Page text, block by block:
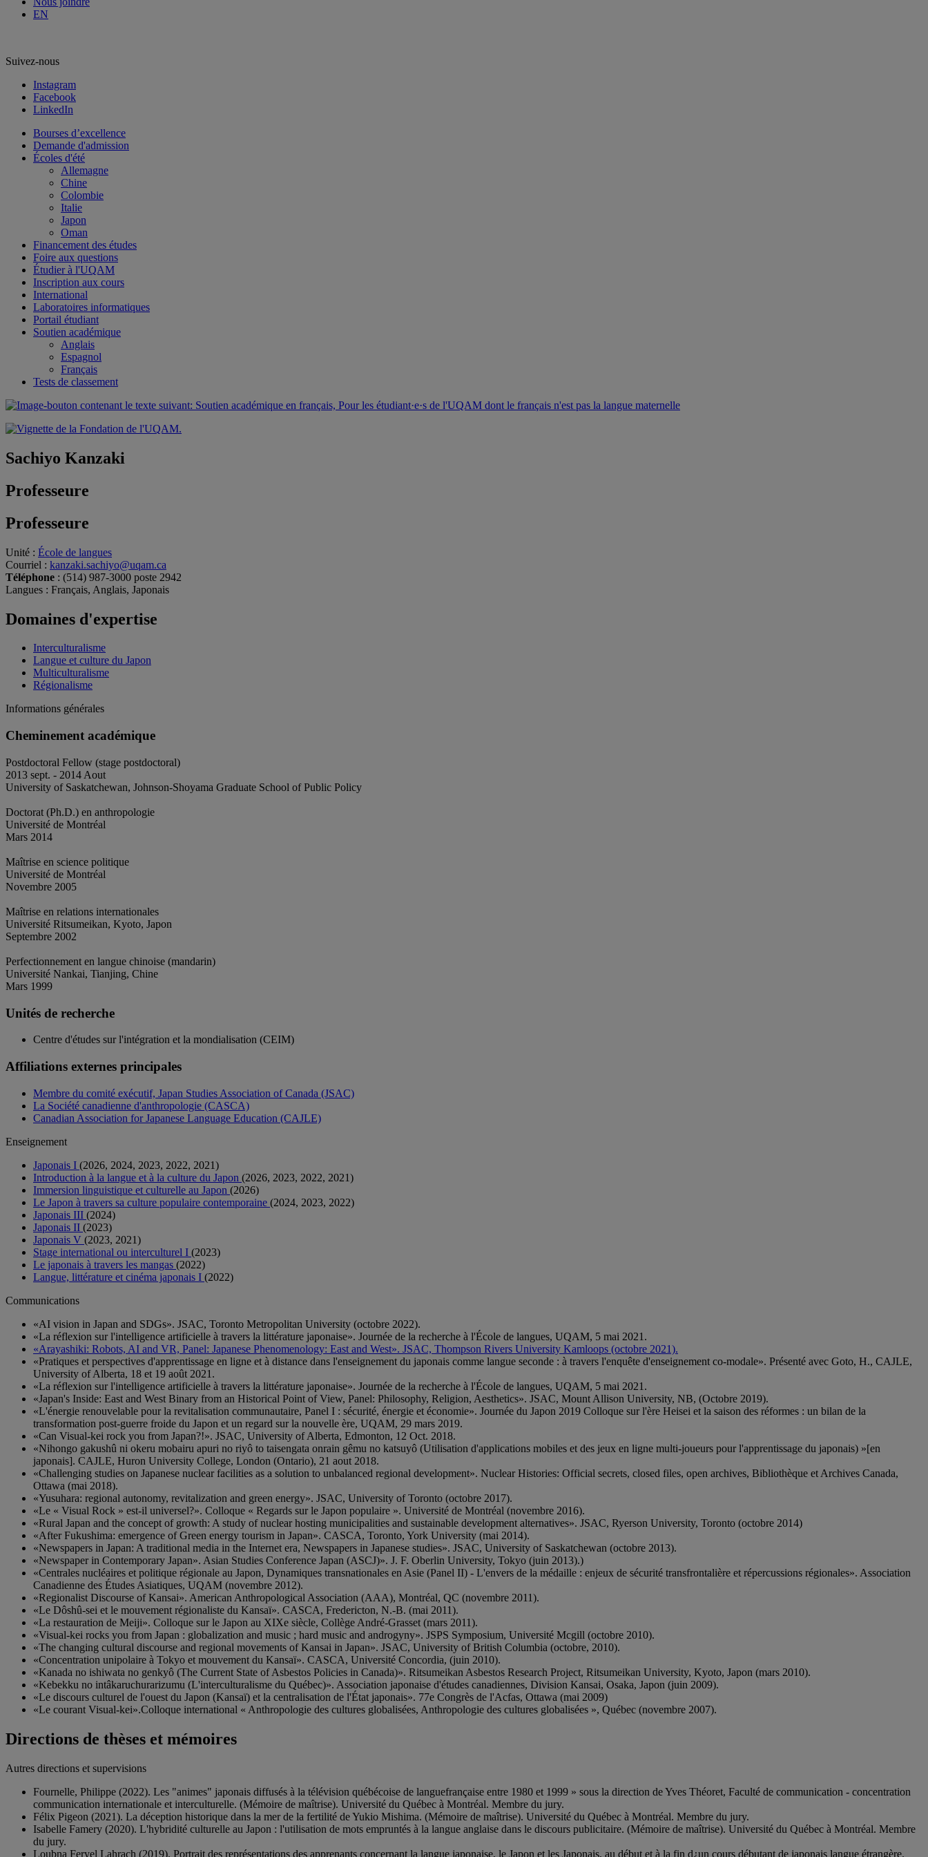
EN
Suivez-nous
Instagram
Facebook
LinkedIn
Bourses d’excellence
Demande d'admission
Écoles d'été
Allemagne
Chine
Colombie
Italie
Japon
Oman
Financement des études
Foire aux questions
Étudier à l'UQAM
Inscription aux cours
International
Laboratoires informatiques
Portail étudiant
Soutien académique
Anglais
Espagnol
Français
Tests de classement
Sachiyo Kanzaki
Professeure
Professeure
Unité : École de langues
Courriel : kanzaki.sachiyo@uqam.ca
Téléphone : (514) 987-3000 poste 2942
Langues : Français, Anglais, Japonais
Domaines d'expertise
Interculturalisme
Langue et culture du Japon
Multiculturalisme
Régionalisme
Informations générales
Cheminement académique
Postdoctoral Fellow (stage postdoctoral)
2013 sept. - 2014 Aout
University of Saskatchewan, Johnson-Shoyama Graduate School of Public Policy
Doctorat (Ph.D.) en anthropologie
Université de Montréal
Mars 2014
Maîtrise en science politique
Université de Montréal
Novembre 2005
Maîtrise en relations internationales
Université Ritsumeikan, Kyoto, Japon
Septembre 2002
Perfectionnement en langue chinoise (mandarin)
Université Nankai, Tianjing, Chine
Mars 1999
Unités de recherche
Centre d'études sur l'intégration et la mondialisation (CEIM)
Affiliations externes principales
Membre du comité exécutif, Japan Studies Association of Canada (JSAC)
La Société canadienne d'anthropologie (CASCA)
Canadian Association for Japanese Language Education (CAJLE)
Enseignement
Japonais I (2026, 2024, 2023, 2022, 2021)
Introduction à la langue et à la culture du Japon (2026, 2023, 2022, 2021)
Immersion linguistique et culturelle au Japon (2026)
Le Japon à travers sa culture populaire contemporaine (2024, 2023, 2022)
Japonais III (2024)
Japonais II (2023)
Japonais V (2023, 2021)
Stage international ou interculturel I (2023)
Le japonais à travers les mangas (2022)
Langue, littérature et cinéma japonais I (2022)
Communications
«AI vision in Japan and SDGs». JSAC, Toronto Metropolitan University (octobre 2022).
«La réflexion sur l'intelligence artificielle à travers la littérature japonaise». Journée de la recherche à l'École de langues, UQAM, 5 mai 2021.
«Arayashiki: Robots, AI and VR, Panel: Japanese Phenomenology: East and West». JSAC, Thompson Rivers University Kamloops (octobre 2021).
«Pratiques et perspectives d'apprentissage en ligne et à distance dans l'enseignement du japonais comme langue seconde : à travers l'enquête d'enseignement co-modale». Présenté avec Goto, H., CAJLE,
University of Alberta, 18 et 19 août 2021.
«La réflexion sur l'intelligence artificielle à travers la littérature japonaise». Journée de la recherche à l'École de langues, UQAM, 5 mai 2021.
«Japan's Inside: East and West Binary from an Historical Point of View, Panel: Philosophy, Religion, Aesthetics». JSAC, Mount Allison University, NB, (Octobre 2019).
«L'énergie renouvelable pour la revitalisation communautaire, Panel I : sécurité, énergie et économie». Journée du Japon 2019 Colloque sur l'ère Heisei et la saison des réformes : un bilan de la
transformation post-guerre froide du Japon et un regard sur la nouvelle ère, UQAM, 29 mars 2019.
«Can Visual-kei rock you from Japan?!». JSAC, University of Alberta, Edmonton, 12 Oct. 2018.
«Nihongo gakushû ni okeru mobairu apuri no riyô to taisengata onrain gêmu no katsuyô (Utilisation d'applications mobiles et des jeux en ligne multi-joueurs pour l'apprentissage du japonais) »[en
japonais]. CAJLE, Huron University College, London (Ontario), 21 aout 2018.
«Challenging studies on Japanese nuclear facilities as a solution to unbalanced regional development». Nuclear Histories: Official secrets, closed files, open archives, Bibliothèque et Archives Canada,
Ottawa (mai 2018).
«Yusuhara: regional autonomy, revitalization and green energy». JSAC, University of Toronto (octobre 2017).
«Le « Visual Rock » est-il universel?». Colloque « Regards sur le Japon populaire ». Université de Montréal (novembre 2016).
«Rural Japan and the concept of growth: A study of nuclear hosting municipalities and sustainable development alternatives». JSAC, Ryerson University, Toronto (octobre 2014)
«After Fukushima: emergence of Green energy tourism in Japan». CASCA, Toronto, York University (mai 2014).
«Newspapers in Japan: A traditional media in the Internet era, Newspapers in Japanese studies». JSAC, University of Saskatchewan (octobre 2013).
«Newspaper in Contemporary Japan». Asian Studies Conference Japan (ASCJ)». J. F. Oberlin University, Tokyo (juin 2013).)
«Centrales nucléaires et politique régionale au Japon, Dynamiques transnationales en Asie (Panel II) - L'envers de la médaille : enjeux de sécurité transfrontalière et répercussions régionales». Association
Canadienne des Études Asiatiques, UQAM (novembre 2012).
«Regionalist Discourse of Kansai». American Anthropological Association (AAA), Montréal, QC (novembre 2011).
«Le Dôshû-sei et le mouvement régionaliste du Kansaï». CASCA, Fredericton, N.-B. (mai 2011).
«La restauration de Meiji». Colloque sur le Japon au XIXe siècle, Collège André-Grasset (mars 2011).
«Visual-kei rocks you from Japan : globalization and music ; hard music and androgyny». JSPS Symposium, Université Mcgill (octobre 2010).
«The changing cultural discourse and regional movements of Kansai in Japan». JSAC, University of British Columbia (octobre, 2010).
«Concentration unipolaire à Tokyo et mouvement du Kansaï». CASCA, Université Concordia, (juin 2010).
«Kanada no ishiwata no genkyô (The Current State of Asbestos Policies in Canada)». Ritsumeikan Asbestos Research Project, Ritsumeikan University, Kyoto, Japon (mars 2010).
«Kebekku no intâkaruchurarizumu (L'interculturalisme du Québec)». Association japonaise d'études canadiennes, Division Kansai, Osaka, Japon (juin 2009).
«Le discours culturel de l'ouest du Japon (Kansaï) et la centralisation de l'État japonais». 77e Congrès de l'Acfas, Ottawa (mai 2009)
«Le courant Visual-kei».Colloque international « Anthropologie des cultures globalisées, Anthropologie des cultures globalisées », Québec (novembre 2007).
Directions de thèses et mémoires
Autres directions et supervisions
Fournelle, Philippe (2022). Les "animes" japonais diffusés à la télévision québécoise de languefrançaise entre 1980 et 1999 » sous la direction de Yves Théoret, Faculté de communication - concentration
communication internationale et interculturelle. (Mémoire de maîtrise). Université du Québec à Montréal. Membre du jury.
Félix Pigeon (2021). La déception historique dans la mer de la fertilité de Yukio Mishima. (Mémoire de maîtrise). Université du Québec à Montréal. Membre du jury.
Isabelle Famery (2020). L'hybridité culturelle au Japon : l'utilisation de mots empruntés à la langue anglaise dans le discours publicitaire. (Mémoire de maîtrise). Université du Québec à Montréal. Membre
du jury.
Loubna Feryel Lahrach (2019). Portrait des représentations des apprenants concernant la langue japonaise, le Japon et les Japonais, au début et à la fin d¿un cours débutant de japonais langue étrangère.